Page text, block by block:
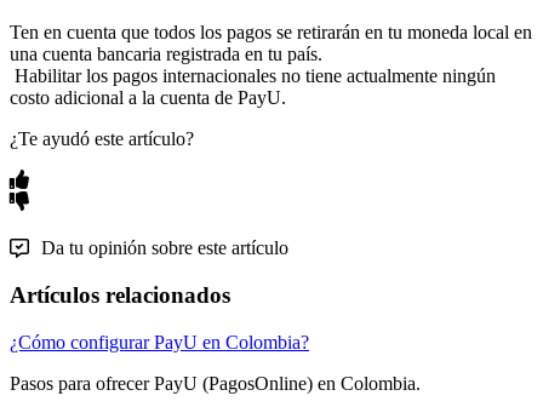
Ten en cuenta que todos los pagos se retirarán en tu moneda local en
una cuenta bancaria registrada en tu país.
Habilitar los pagos internacionales no tiene actualmente ningún
costo adicional a la cuenta de PayU.
¿Te ayudó este artículo?
Da tu opinión sobre este artículo
Artículos relacionados
¿Cómo configurar PayU en Colombia?
Pasos para ofrecer PayU (PagosOnline) en Colombia.